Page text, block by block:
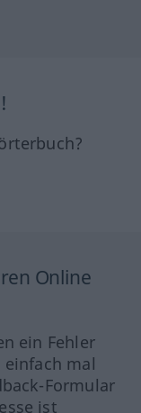
Online
ein Fehler
mal
Formular
ist